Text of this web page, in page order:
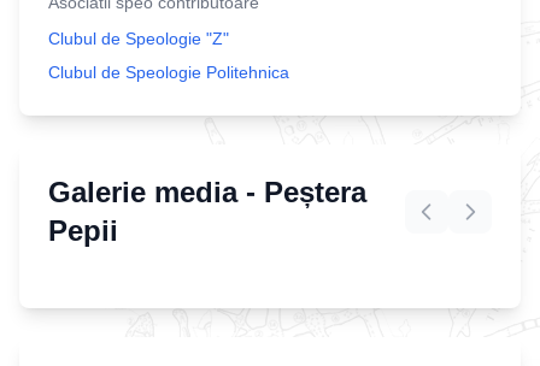
Clubul de Speologie "Z"
Clubul de Speologie Politehnica
Galerie media - Peștera
Pepii